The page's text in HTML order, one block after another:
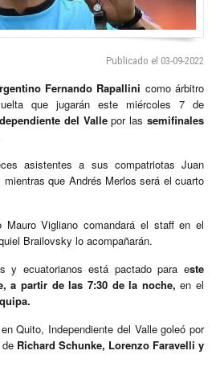
Publicado el 03-09-2022
Fernando Rapallini como árbitro
que jugarán este miércoles 7 de
del Vallepor lassemifinales
asistentes a sus compatriotas Juan
que Andrés Merlos será el cuarto
Mauro Vigliano comandará el staff en el
Brailovsky lo acompañarán.
y ecuatorianos está pactado para este
a partir de las 7:30 de la noche, en el
Quito, Independiente del Valle goleó por
Richard Schunke, Lorenzo Faravelli y